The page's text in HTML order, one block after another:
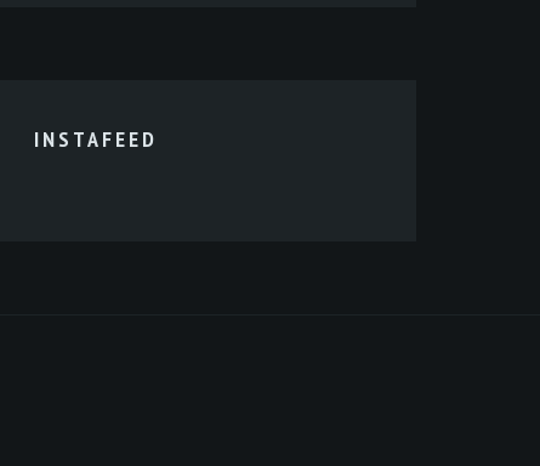
INSTAFEED